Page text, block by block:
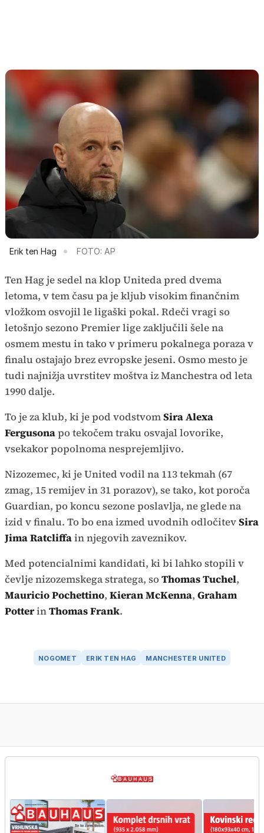
Erik ten Hag FOTO: AP
Ten Hag je sedel na klop Uniteda pred dvema
letoma, v tem času pa je kljub visokim finančnim
vložkom osvojil le ligaški pokal. Rdeči vragi so
letošnjo sezono Premier lige zaključili šele na
osmem mestu in tako v primeru pokalnega poraza v
finalu ostajajo brez evropske jeseni. Osmo mesto je
tudi najnižja uvrstitev moštva iz Manchestra od leta
1990 dalje.
To je za klub, ki je pod vodstvomSira Alexa
Fergusonapo tekočem traku osvajal lovorike,
vsekakor popolnoma nesprejemljivo.
Nizozemec, ki je United vodil na 113 tekmah (67
zmag, 15 remijev in 31 porazov), se tako, kot poroča
Guardian, po koncu sezone poslavlja, ne glede na
izid v finalu. To bo ena izmed uvodnih odločitevSira
Jima Ratcliffain njegovih zaveznikov.
Med potencialnimi kandidati, ki bi lahko stopili v
čevlje nizozemskega stratega, soThomas Tuchel,
Mauricio Pochettino, Kieran McKenna, Graham
PotterinThomas Frank.
NOGOMET ERIK TEN HAG MANCHESTER UNITED